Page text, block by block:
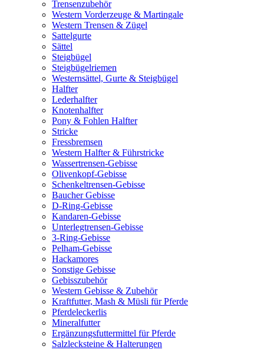
Trensenzubehör
Western Vorderzeuge & Martingale
Western Trensen & Zügel
Sattelgurte
Sättel
Steigbügel
Steigbügelriemen
Westernsättel, Gurte & Steigbügel
Halfter
Lederhalfter
Knotenhalfter
Pony & Fohlen Halfter
Stricke
Fressbremsen
Western Halfter & Führstricke
Wassertrensen-Gebisse
Olivenkopf-Gebisse
Schenkeltrensen-Gebisse
Baucher Gebisse
D-Ring-Gebisse
Kandaren-Gebisse
Unterlegtrensen-Gebisse
3-Ring-Gebisse
Pelham-Gebisse
Hackamores
Sonstige Gebisse
Gebisszubehör
Western Gebisse & Zubehör
Kraftfutter, Mash & Müsli für Pferde
Pferdeleckerlis
Mineralfutter
Ergänzungsfuttermittel für Pferde
Salzlecksteine & Halterungen